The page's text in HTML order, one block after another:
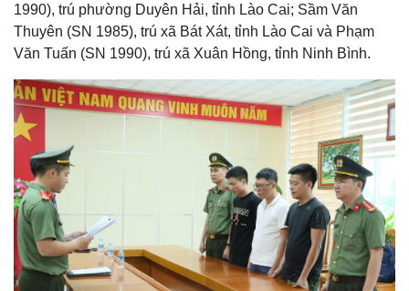
1990), trú phường Duyên Hải, tỉnh Lào Cai; Sầm Văn
Thuyên (SN 1985), trú xã Bát Xát, tỉnh Lào Cai và Phạm
Văn Tuấn (SN 1990), trú xã Xuân Hồng, tỉnh Ninh Bình.